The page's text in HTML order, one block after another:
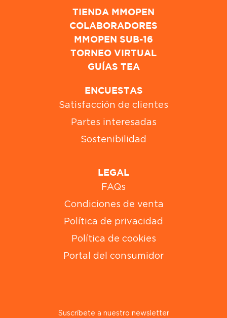
TIENDA MMOPEN
COLABORADORES
MMOPEN SUB-16
TORNEO VIRTUAL
GUÍAS TEA
ENCUESTAS
Satisfacción de clientes
Partes interesadas
Sostenibilidad
LEGAL
FAQs
Condiciones de venta
Política de privacidad
Política de cookies
Portal del consumidor
Suscríbete a nuestro newsletter